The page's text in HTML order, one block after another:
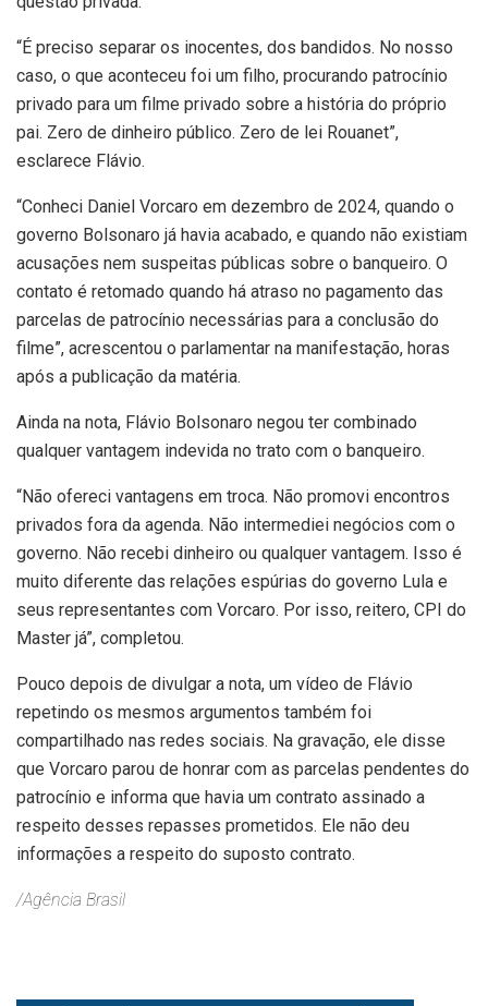
“É preciso separar os inocentes, dos bandidos. No nosso
caso, o que aconteceu foi um filho, procurando patrocínio
privado para um filme privado sobre a história do próprio
pai. Zero de dinheiro público. Zero de lei Rouanet”,
esclarece Flávio.
“Conheci Daniel Vorcaro em dezembro de 2024, quando o
governo Bolsonaro já havia acabado, e quando não existiam
acusações nem suspeitas públicas sobre o banqueiro. O
contato é retomado quando há atraso no pagamento das
parcelas de patrocínio necessárias para a conclusão do
filme”, acrescentou o parlamentar na manifestação, horas
após a publicação da matéria.
Ainda na nota, Flávio Bolsonaro negou ter combinado
qualquer vantagem indevida no trato com o banqueiro.
“Não ofereci vantagens em troca. Não promovi encontros
privados fora da agenda. Não intermediei negócios com o
governo. Não recebi dinheiro ou qualquer vantagem. Isso é
muito diferente das relações espúrias do governo Lula e
seus representantes com Vorcaro. Por isso, reitero, CPI do
Master já”, completou.
Pouco depois de divulgar a nota, um vídeo de Flávio
repetindo os mesmos argumentos também foi
compartilhado nas redes sociais. Na gravação, ele disse
que Vorcaro parou de honrar com as parcelas pendentes do
patrocínio e informa que havia um contrato assinado a
respeito desses repasses prometidos. Ele não deu
informações a respeito do suposto contrato.
/Agência Brasil